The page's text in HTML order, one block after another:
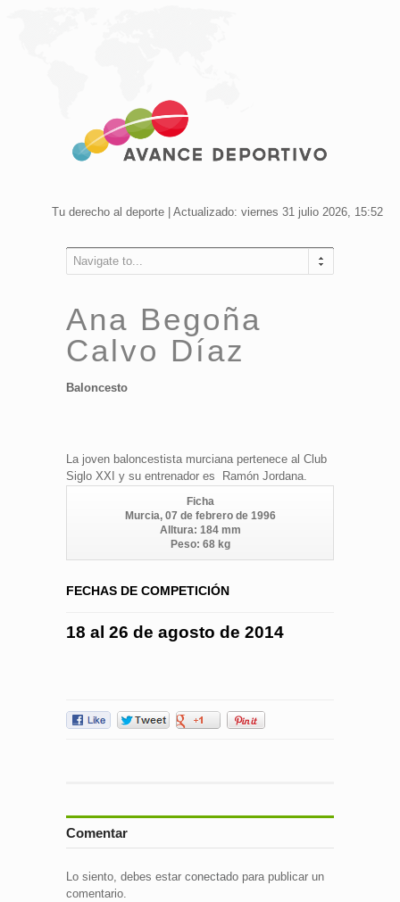
Tu derecho al deporte | Actualizado: viernes 31 julio 2026, 15:52
Navigate to...
Ana Begoña
Calvo Díaz
Baloncesto
La joven baloncestista murciana pertenece al Club
Siglo XXI y su entrenador es Ramón Jordana.
Ficha
Murcia, 07 de febrero de 1996
Alltura: 184 mm
Peso: 68 kg
FECHAS DE COMPETICIÓN
18 al 26 de agosto de 2014
Comentar
Lo siento, debes estar conectado para publicar un
comentario.